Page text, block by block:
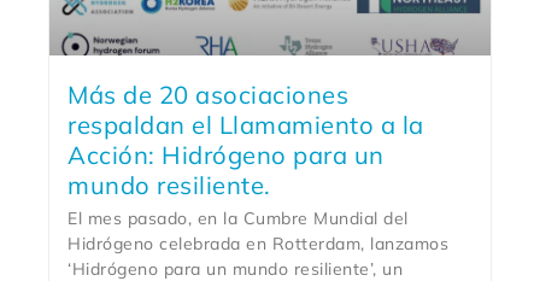
Más de 20 asociaciones
respaldan el Llamamiento a la
Acción: Hidrógeno para un
mundo resiliente.
El mes pasado, en la Cumbre Mundial del
Hidrógeno celebrada en Rotterdam, lanzamos
‘Hidrógeno para un mundo resiliente’, un